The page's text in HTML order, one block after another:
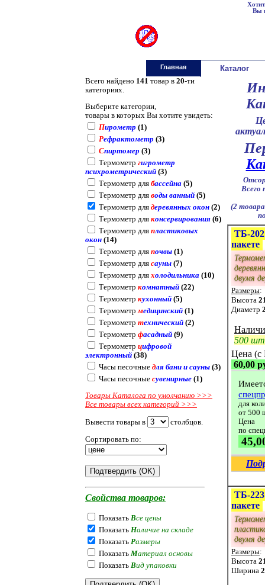
Вы
Главная Каталог
Всего найдено 141 товар в 20-ти
категориях.
Выберите категории,
товары в которых Вы хотите увидеть:
Пирометр (1)
Рефрактометр (3)
Спиртомер (3)
Термометр гигрометр
психрометрический (3)
Термометр для бассейна (5)
Термометр для воды ванный (5)
Термометр для деревянных окон (2)
Термометр для консервирования (6)
Термометр для пластиковых
окон (14)
Термометр для почвы (1)
Термометр для сауны (7)
Термометр для холодильника (10)
Термометр комнатный (22)
Термометр кухонный (5)
Термометр медицинский (1)
Термометр технический (2)
Термометр фасадный (9)
Термометр цифровой
электронный (38)
Часы песочные для бани и сауны (3)
Часы песочные сувенирные (1)
Товары Каталога по умолчанию >>>
Все товары всех категорий >>>
Вывести товары в столбцов.
Сортировать по:
Свойства товаров:
Показать Все цены
Показать Наличие на складе
Показать Размеры
Показать Материал основы
Показать Вид упаковки
Всего
(2
ТБ-
пакете
двумя
Размеры:
Высота
Диаметр
500
Цена
60,00
для
от 500
Цена
по
ТБ-
пакете
двумя
Размеры:
Высота
Ширина